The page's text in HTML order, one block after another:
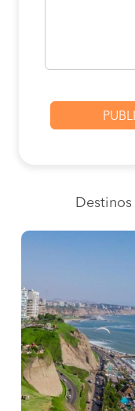
Destinos